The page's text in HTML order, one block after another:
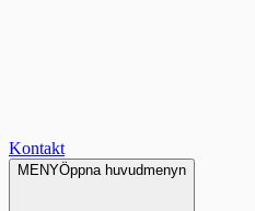
Kontakt
MENYÖppna huvudmenyn